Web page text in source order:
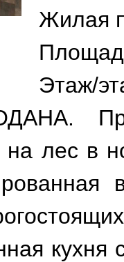
Жилая
Этаж/
на лес в